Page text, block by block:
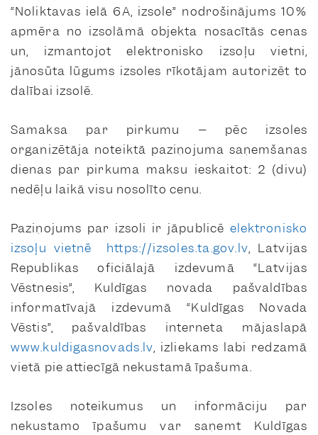
“Noliktavas ielā 6A, izsole” nodrošinājums 10%
apmēra no izsolāmā objekta nosacītās cenas
un, izmantojot elektronisko izsoļu vietni,
jānosūta lūgums izsoles rīkotājam autorizēt to
dalībai izsolē.
Samaksa par pirkumu – pēc izsoles
organizētāja noteiktā paziņojuma saņemšanas
dienas par pirkuma maksu ieskaitot: 2 (divu)
nedēļu laikā visu nosolīto cenu.
Paziņojums par izsoli ir jāpublicē elektronisko
izsoļu vietnē
https://izsoles.ta.gov.lv, Latvijas
Republikas oficiālajā izdevumā “Latvijas
Vēstnesis”, Kuldīgas novada pašvaldības
informatīvajā izdevumā “Kuldīgas Novada
Vēstis”, pašvaldības interneta mājaslapā
www.kuldigasnovads.lv, izliekams labi redzamā
vietā pie attiecīgā nekustamā īpašuma.
Izsoles noteikumus un informāciju par
nekustamo īpašumu var saņemt Kuldīgas